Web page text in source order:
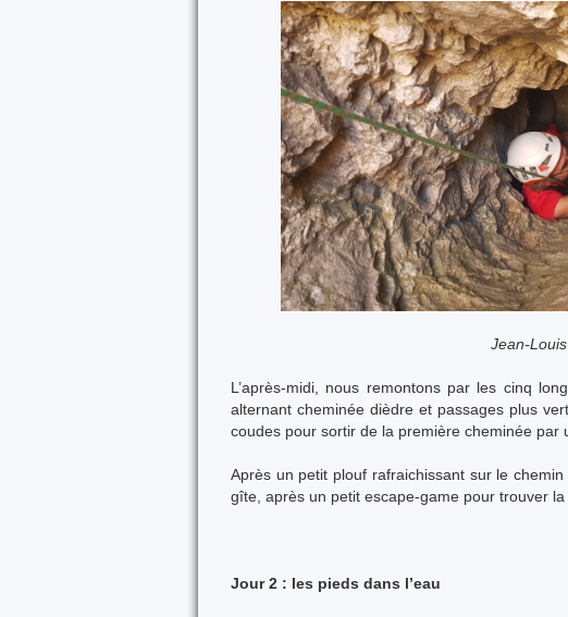
Jean-
L’après-midi, nous remontons par les cinq
alternant cheminée dièdre et passages plus
coudes pour sortir de la première cheminée par
Après un petit plouf rafraichissant sur le
gîte, après un petit escape-game pour trouver
Jour 2 : les pieds dans l’eau